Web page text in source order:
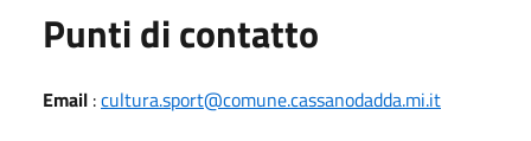
Punti di contatto
Email :cultura.sport@comune.cassanodadda.mi.it